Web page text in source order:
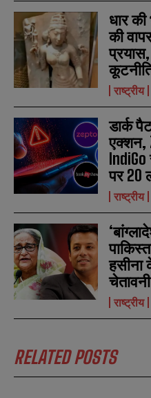
*
E
m
a
i
l
*
N
u
m
b
s
*
E
m
a
i
l
*
N
u
m
b
s
धार की
की
राष्ट्रीय
डार्क
एक्शन,
पर 20
राष्ट्रीय
हसीना
चेतावनी
राष्ट्रीय
RELATED POSTS